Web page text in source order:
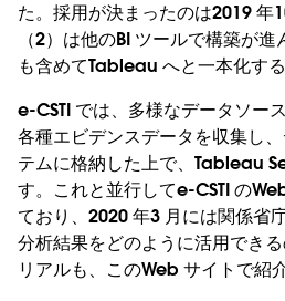
た。採用が決まったのは2019 年
（2）は他のBI ツールで構築が
も含めてTableau へと一本化す
e-CSTI では、多様なデータソー
各種エビデンスデータを収集し
テムに格納した上で、Tableau
す。これと並行してe-CSTI の
ており、2020 年3 月には関係省
分析結果をどのように活用でき
リアルも、このWeb サイトで紹